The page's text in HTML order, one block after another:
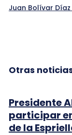
Juan Bolívar
Otras
Presidente
participar
de la